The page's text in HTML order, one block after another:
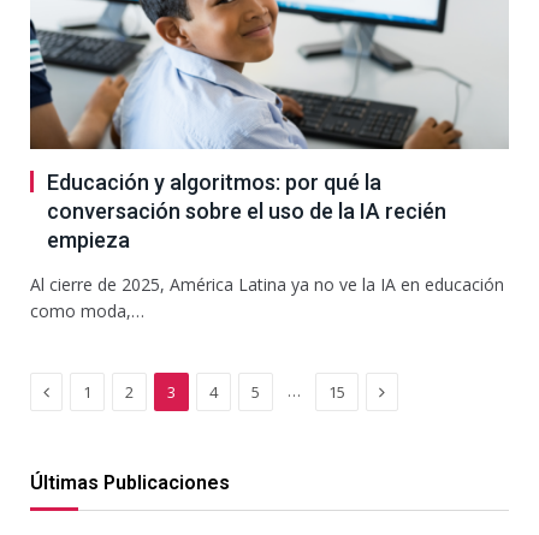
Educación y algoritmos: por qué la
conversación sobre el uso de la IA recién
empieza
Al cierre de 2025, América Latina ya no ve la IA en educación
como moda,…
Previous
1 2 3 4 5 … 15 Next
Últimas Publicaciones